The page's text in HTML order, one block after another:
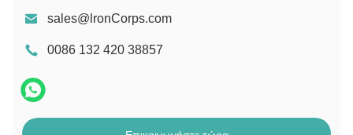
sales@lronCorps.com
0086 132 420 38857